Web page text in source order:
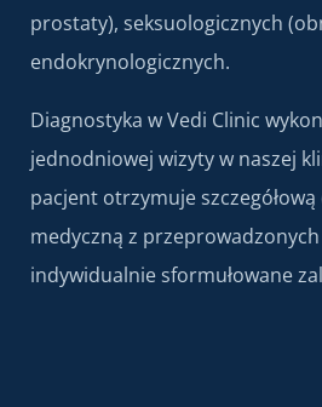
prostaty), seksuologicznych
endokrynologicznych.
Diagnostyka w Vedi Clinic
jednodniowej wizyty w naszej
pacjent otrzymuje
medyczną z
indywidualnie sformułowane